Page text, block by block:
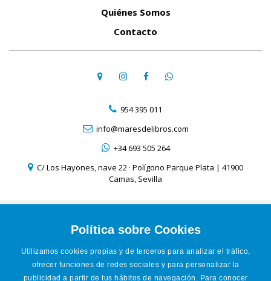
Política sobre Cookies
Utilizamos cookies propias y de terceros para analizar el tráfico,
ofrecer funciones de redes sociales y para personalizar la
publicidad a partir de tus hábitos de navegación. Para conocer
Quiénes Somos
Contacto
954 395 011
info@maresdelibros.com
+34 693 505 264
C/ Los Hayones, nave 22 · Polígono Parque Plata | 41900
Camas, Sevilla
Política de Cookies
Condiciones de venta online
Accesibilidad